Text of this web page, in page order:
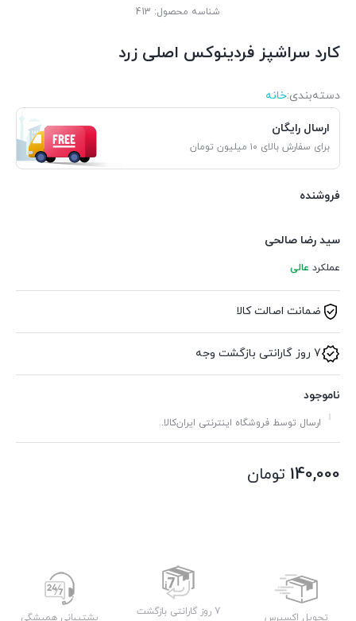
شناسه محصول: 413
کارد سراشپز فردینوکس اصلی زرد
دسته‌بندی‌:خانه
ارسال رایگان
برای سفارش بالای ۱۰ میلیون تومان
فروشنده
سید رضا صالحی
عملکرد عالی
ضمانت اصالت کالا
7 روز گارانتی بازگشت وجه
ناموجود
ارسال توسط فروشگاه اینترنتی ایران‌کالا.
140,000 تومان
تحویل اکسپرس
7 روز گارانتی بازگشت
پشتیبانی همیشگی